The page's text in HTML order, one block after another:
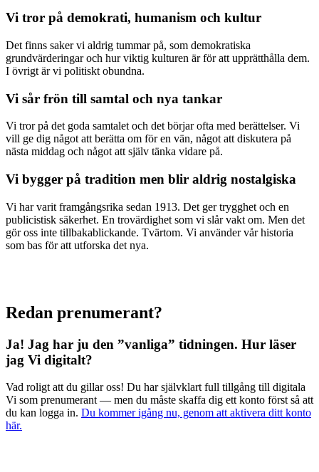
Vi tror på demokrati, humanism och kultur
Det finns saker vi aldrig tummar på, som demokratiska
grundvärderingar och hur viktig kulturen är för att upprätthålla dem.
I övrigt är vi politiskt obundna.
Vi sår frön till samtal och nya tankar
Vi tror på det goda samtalet och det börjar ofta med berättelser. Vi
vill ge dig något att berätta om för en vän, något att diskutera på
nästa middag och något att själv tänka vidare på.
Vi bygger på tradition men blir aldrig nostalgiska
Vi har varit framgångsrika sedan 1913. Det ger trygghet och en
publicistisk säkerhet. En trovärdighet som vi slår vakt om. Men det
gör oss inte tillbakablickande. Tvärtom. Vi använder vår historia
som bas för att utforska det nya.
Redan prenumerant?
Ja! Jag har ju den ”vanliga” tidningen. Hur läser
jag Vi digitalt?
Vad roligt att du gillar oss! Du har självklart full tillgång till digitala
Vi som prenumerant — men du måste skaffa dig ett konto först så att
du kan logga in. Du kommer igång nu, genom att aktivera ditt konto
här.